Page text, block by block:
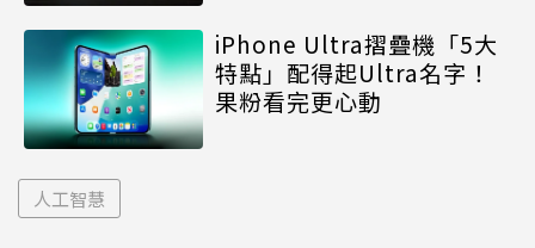
iPhone Ultra摺疊機「5大
特點」配得起Ultra名字！
果粉看完更心動
人工智慧